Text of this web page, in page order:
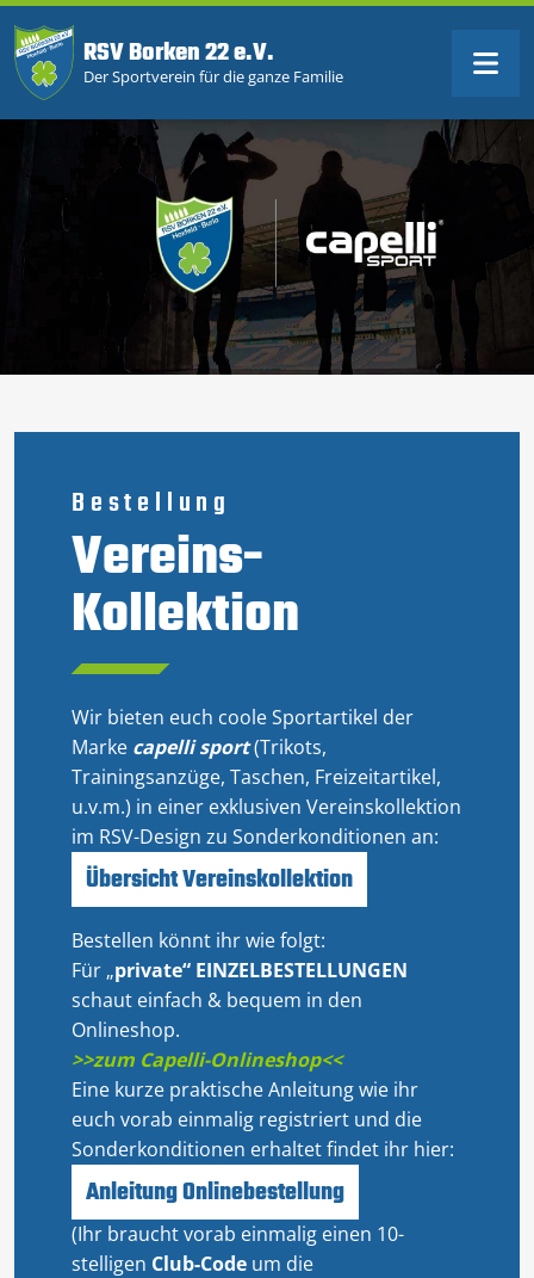
RSV Borken 22 e.V.
Der Sportverein für die ganze Familie
Bestellung
Vereins-
Kollektion
Wir bieten euch coole Sportartikel der
Marke capelli sport(Trikots,
Trainingsanzüge, Taschen, Freizeitartikel,
u.v.m.) in einer exklusiven Vereinskollektion
im RSV-Design zu Sonderkonditionen an:
Übersicht Vereinskollektion
Bestellen könnt ihr wie folgt:
Für „private“ EINZELBESTELLUNGEN
schaut einfach & bequem in den
Onlineshop.
>>zum Capelli-Onlineshop<<
Eine kurze praktische Anleitung wie ihr
euch vorab einmalig registriert und die
Sonderkonditionen erhaltet findet ihr hier:
Anleitung Onlinebestellung
(Ihr braucht vorab einmalig einen 10-
stelligen Club-Code um die